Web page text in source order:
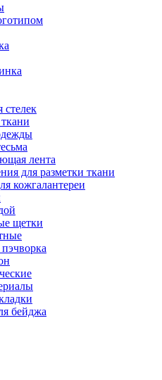
стелек
лента
для разметки ткани
кожгалантереи
щетки
бейджа